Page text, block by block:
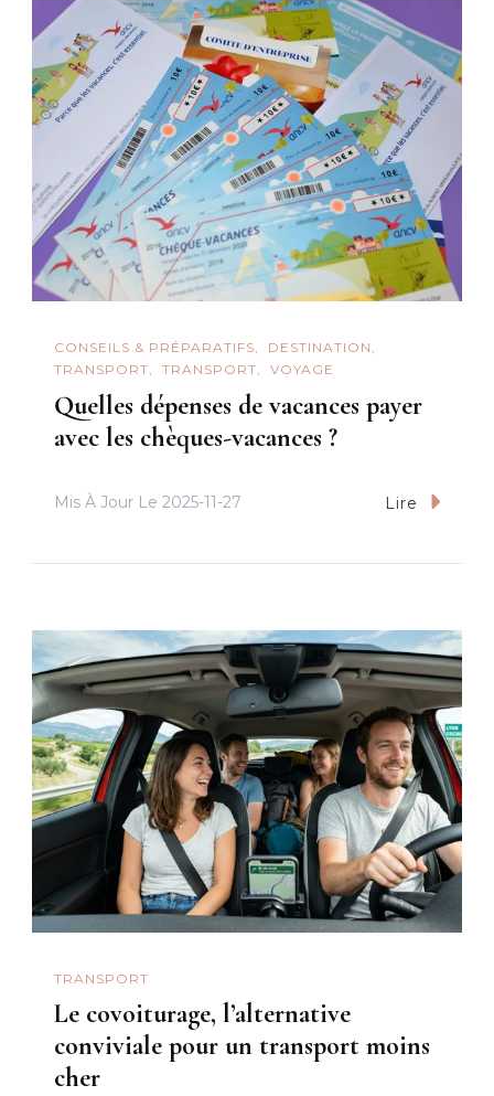
CONSEILS & PRÉPARATIFS
DESTINATION
TRANSPORT
TRANSPORT VOYAGE
Quelles dépenses de vacances payer
avec les chèques-vacances ?
Mis À Jour Le 2025-11-27 Lire
TRANSPORT
Le covoiturage, l’alternative
conviviale pour un transport moins
cher